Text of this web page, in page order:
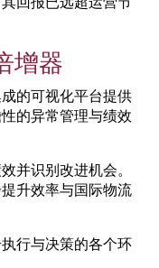
增器
的可视化平台提供
的异常管理与绩效
并识别改进机会。
升效率与国际物流
行与决策的各个环